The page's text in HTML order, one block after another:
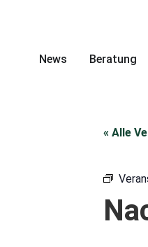
News Beratung
« Alle